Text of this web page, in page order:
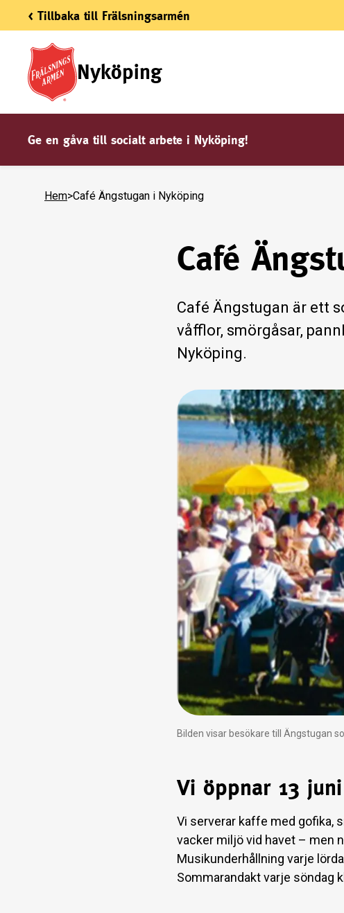
< Tillbaka till Frälsningsarmén
Nyköping
Ge en gåva till socialt arbete i Nyköping!
Hem>Café Ängstugan i Nyköping
Café
Café Ängstugan är ett
våfflor, smörgåsar,
Nyköping.
Bilden visar besökare till Ängstugan
Vi öppnar 13
Vi serverar kaffe med gofika,
vacker miljö vid havet – men
Musikunderhållning varje
Sommarandakt varje söndag